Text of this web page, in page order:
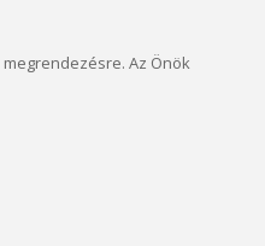
Az Önök